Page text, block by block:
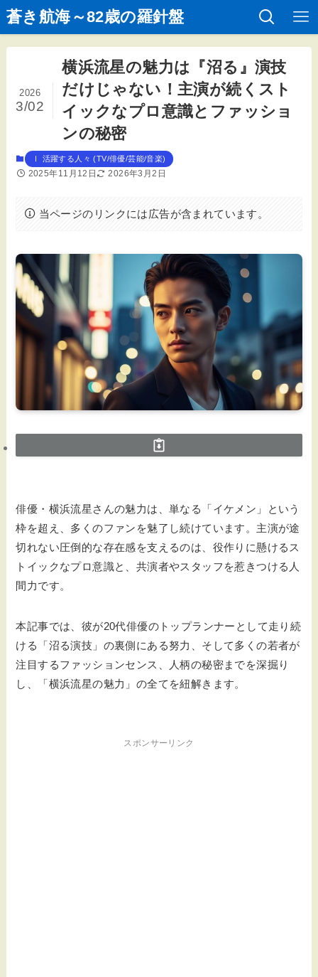
蒼き航海～82歳の羅針盤
横浜流星の魅力は『沼る』演技
だけじゃない！主演が続くスト
イックなプロ意識とファッショ
ンの秘密
2026
3/02
Ⅰ 活躍する人々 (TV/俳優/芸能/音楽)
2025年11月12日 2026年3月2日
当ページのリンクには広告が含まれています。
俳優・横浜流星さんの魅力は、単なる「イケメン」という
枠を超え、多くのファンを魅了し続けています。主演が途
切れない圧倒的な存在感を支えるのは、役作りに懸けるス
トイックなプロ意識と、共演者やスタッフを惹きつける人
間力です。
本記事では、彼が20代俳優のトップランナーとして走り続
ける「沼る演技」の裏側にある努力、そして多くの若者が
注目するファッションセンス、人柄の秘密までを深掘り
し、「横浜流星の魅力」の全てを紐解きます。
スポンサーリンク